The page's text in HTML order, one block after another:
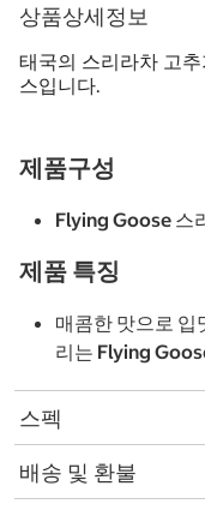
상품상세정보
태국의 스리라차 고
스입니다.
제품구성
Flying Goose 스
제품 특징
매콤한 맛으로 입
리는 Flying
스펙
배송 및 환불